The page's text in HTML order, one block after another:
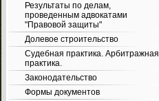
Результаты по делам,
проведенным адвокатами
"Правовой защиты"
Долевое строительство
Судебная практика. Арбитражная
практика.
Законодательство
Формы документов